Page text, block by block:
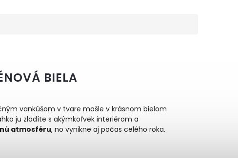
BIELA
vankúšom v tvare mašle v krásnom bielom
ju zladíte s akýmkoľvek interiérom a
atmosféru, no vynikne aj počas celého roka.